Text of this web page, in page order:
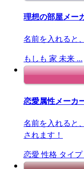
理想の部屋メー
名前を入れると
もしも 家 未来 ...
恋愛属性メーカ
名前を入れると
されます！
恋愛 性格 タイプ